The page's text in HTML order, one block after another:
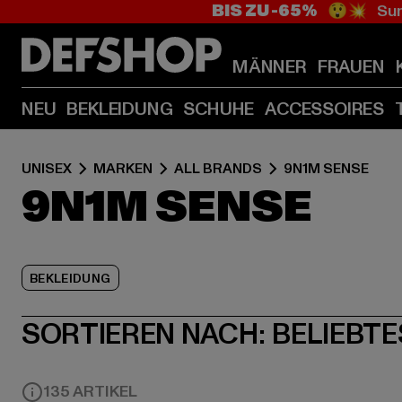
BIS ZU -65% 😲💥
MÄNNER FRAUEN
NEU BEKLEIDUNG SCHUHE ACCESSOIRES
UNISEX MARKEN ALL BRANDS 9N1M SENSE
9N1M SENSE
BEKLEIDUNG
SORTIEREN NACH:
135 ARTIKEL